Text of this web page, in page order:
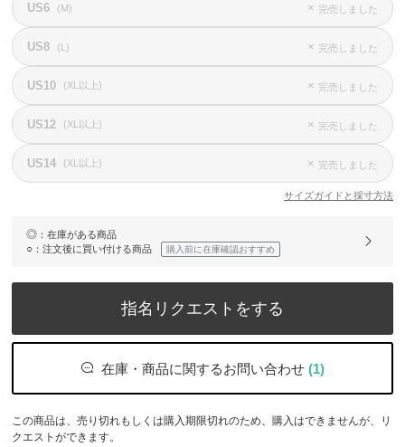
US6 (M) × 完売しました
US8 (L) × 完売しました
US10 (XL以上) × 完売しました
US12 (XL以上) × 完売しました
US14 (XL以上) × 完売しました
サイズガイドと採寸方法
◎ ：在庫がある商品
○ ：注文後に買い付ける商品 購入前に在庫確認おすすめ
指名リクエストをする
在庫・商品に関するお問い合わせ (1)
この商品は、売り切れもしくは購入期限切れのため、購入はできませんが、リ
クエストができます。